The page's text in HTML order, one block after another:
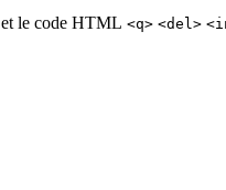
et le code HTML <q> <del>